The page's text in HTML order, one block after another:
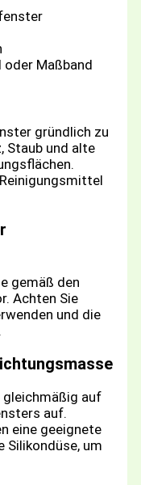
oder Maßband
gründlich zu
Staub und alte
gemäß den
Achten Sie
und die
gleichmäßig auf
auf.
eine geeignete
Silikondüse, um